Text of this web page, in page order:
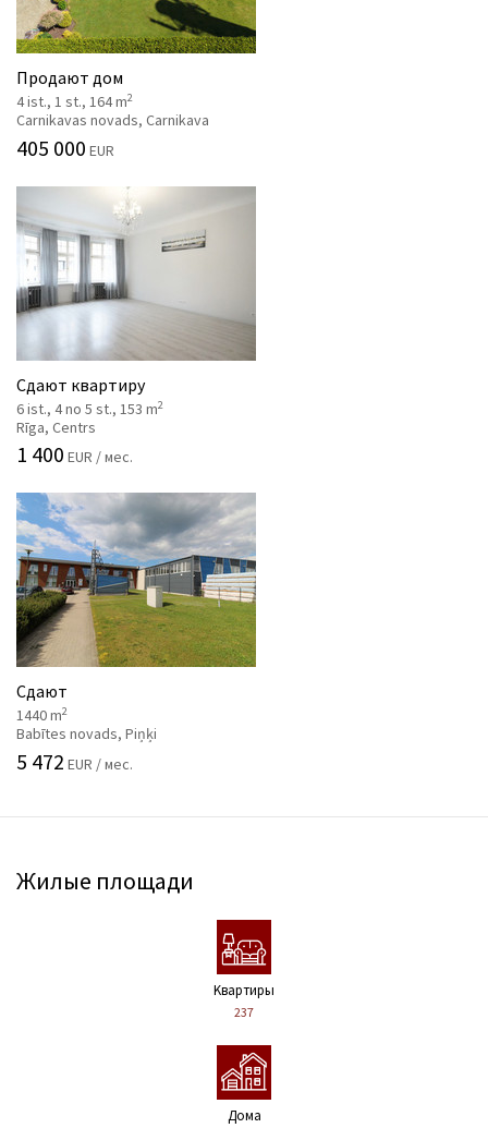
Продают дом
4 ist., 1 st., 164 m2
Carnikavas novads, Carnikava
405 000 EUR
Сдают квартиру
6 ist., 4 no 5 st., 153 m2
Rīga, Centrs
1 400 EUR / мес.
Сдают
1440 m2
Babītes novads, Piņķi
5 472 EUR / мес.
Жилые площади
Kвартиры
237
Дома